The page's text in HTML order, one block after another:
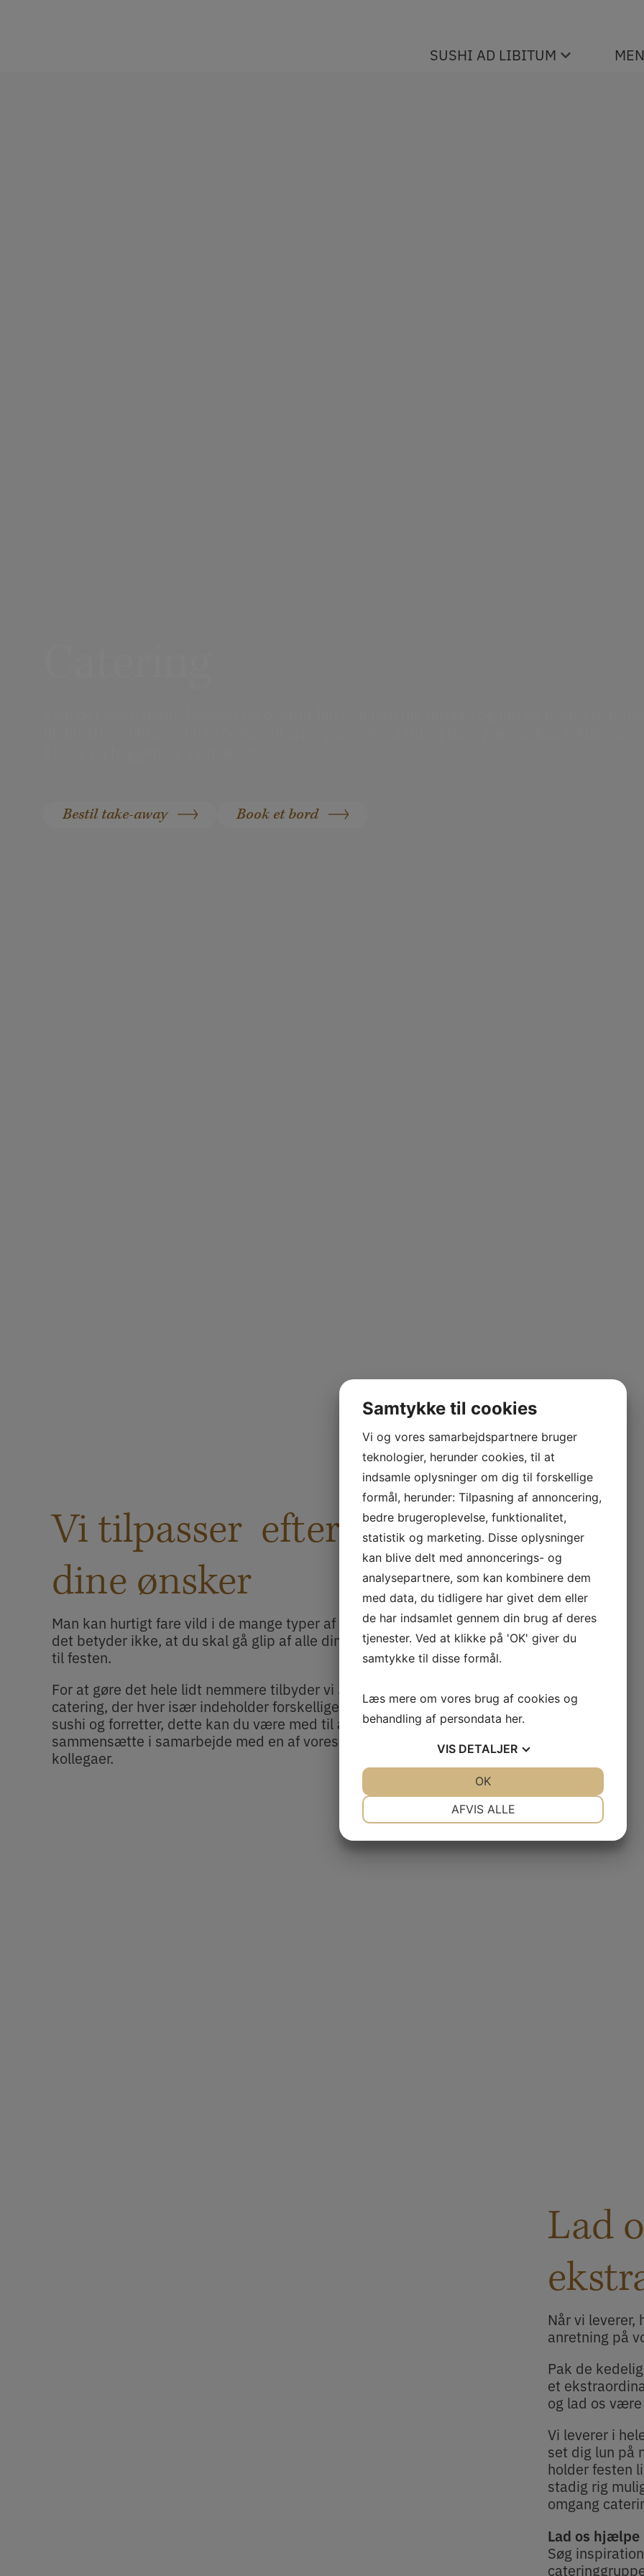
SUSHI AD LIBITUM
Bestil take-away Book et bord
Vi tilpasser efter
dine ønsker
Man kan hurtigt fare vild i de mange typer af sushi, men
det betyder ikke, at du skal gå glip af alle dine favoritter
til festen.
For at gøre det hele lidt nemmere tilbyder vi 3 grupper af
catering, der hver især indeholder forskellige typer af
sushi og forretter, dette kan du være med til at
sammensætte i samarbejde med en af vores dygtige
kollegaer.
Lad
Når vi
anretning på
Pak de
et
og lad os
Vi leverer i
set dig lun på
holder festen
stadig rig
omgang
Lad os hjælpe
Søg
Samtykke til cookies
Vi og vores samarbejdspartnere bruger
teknologier, herunder cookies, til at
indsamle oplysninger om dig til forskellige
formål, herunder: Tilpasning af annoncering,
bedre brugeroplevelse, funktionalitet,
statistik og marketing. Disse oplysninger
kan blive delt med annoncerings- og
analysepartnere, som kan kombinere dem
med data, du tidligere har givet dem eller
de har indsamlet gennem din brug af deres
tjenester. Ved at klikke på 'OK' giver du
samtykke til disse formål.
Læs mere om vores brug af cookies og
behandling af persondata her.
VIS DETALJER
AFVIS ALLE
OK